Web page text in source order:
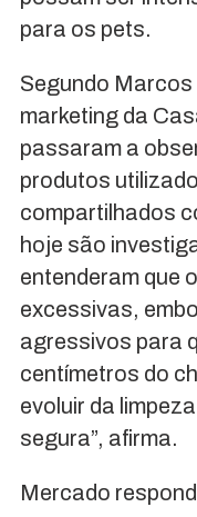
para os pets.
Segundo
marketing da
passaram a
produtos
compartilhados
hoje são
entenderam que
excessivas,
agressivos para
centímetros do
evoluir da
segura”, afirma.
Mercado